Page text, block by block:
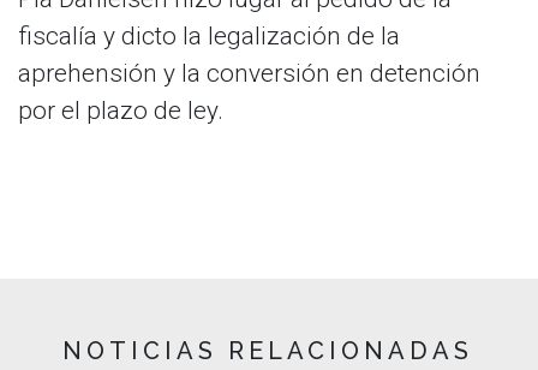
fiscalía y dicto la legalización de la
aprehensión y la conversión en detención
por el plazo de ley.
NOTICIAS RELACIONADAS